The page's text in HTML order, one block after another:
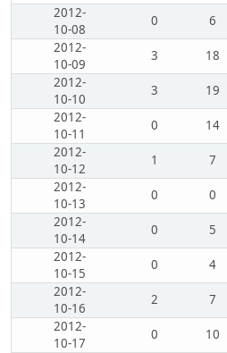
2012-
10-08
0 6
2012-
10-09
3 18
2012-
10-10
3 19
2012-
10-11
0 14
2012-
10-12
1 7
2012-
10-13
0 0
2012-
10-14
0 5
2012-
10-15
0 4
2012-
10-16
2 7
2012-
10-17
0 10